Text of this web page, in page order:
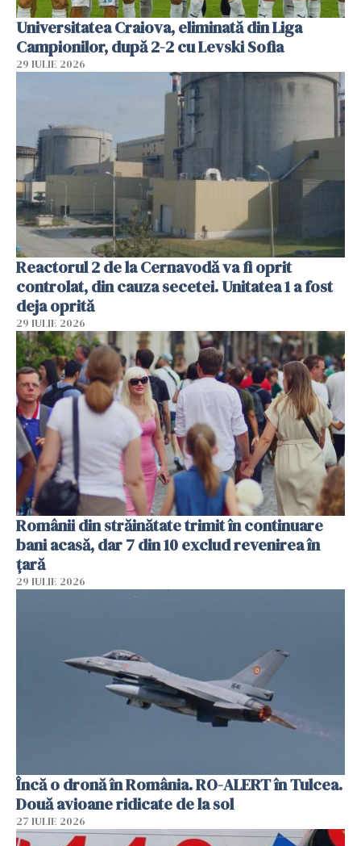
Universitatea Craiova, eliminată din Liga
Campionilor, după 2-2 cu Levski Sofia
29 IULIE 2026
Reactorul 2 de la Cernavodă va fi oprit
controlat, din cauza secetei. Unitatea 1 a fost
deja oprită
29 IULIE 2026
Românii din străinătate trimit în continuare
bani acasă, dar 7 din 10 exclud revenirea în
țară
29 IULIE 2026
Încă o dronă în România. RO-ALERT în Tulcea.
Două avioane ridicate de la sol
27 IULIE 2026